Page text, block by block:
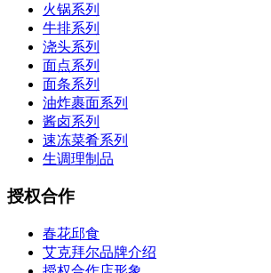
火锅系列
牛排系列
浇头系列
面点系列
面条系列
油炸裹面系列
酱卤系列
速冻菜肴系列
生调理制品
授权合作
春花邱食
艾克拜尔品牌介绍